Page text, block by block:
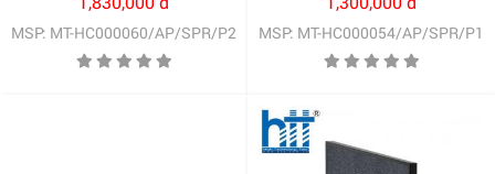
(HC000060/AP/SPR/P2)
MSP: MT-HC000060/AP/SPR/P2
(HC000054/AP/SPR/P1)
MSP: MT-HC000054/AP/SPR/P1